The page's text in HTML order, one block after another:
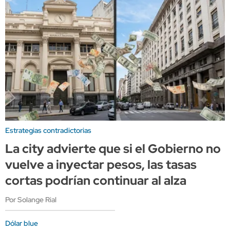
Estrategias contradictorias
La city advierte que si el Gobierno no
vuelve a inyectar pesos, las tasas
cortas podrían continuar al alza
Por Solange Rial
Dólar blue